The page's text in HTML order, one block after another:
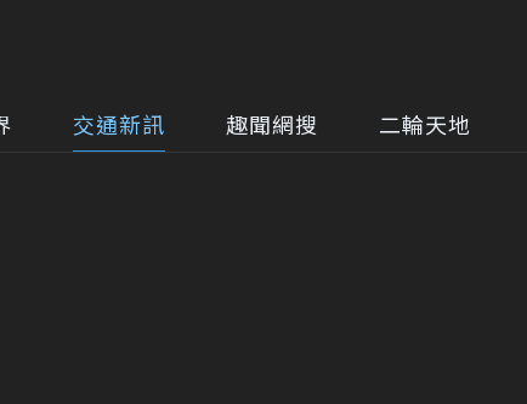
交通新訊 趣聞網搜 二輪天地